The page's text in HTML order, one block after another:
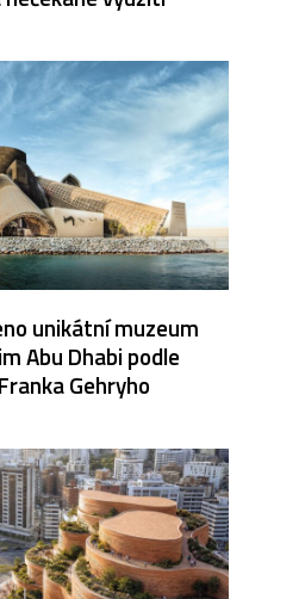
unikátní muzeum
Abu Dhabi podle
Gehryho